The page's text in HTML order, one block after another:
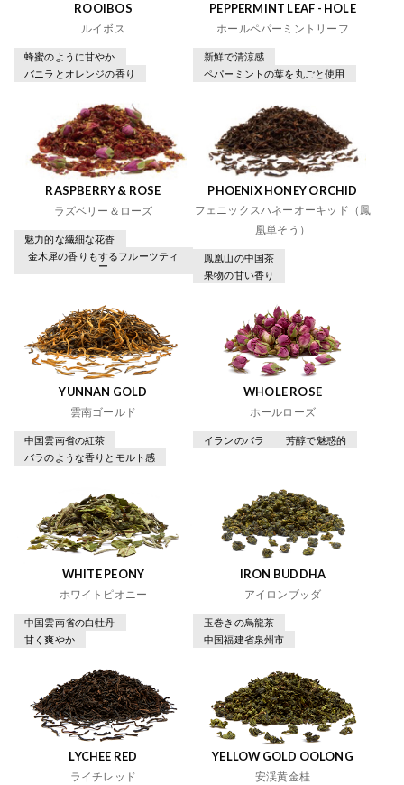
ROOIBOS
ルイボス
蜂蜜のように甘やか
バニラとオレンジの香り
PEPPERMINT LEAF - HOLE
ホールペパーミントリーフ
新鮮で清涼感
ペパーミントの葉を丸ごと使用
RASPBERRY & ROSE
ラズベリー＆ローズ
魅力的な繊細な花香
金木犀の香りもするフルーツティ
ー
PHOENIX HONEY ORCHID
フェニックスハネーオーキッド（鳳
凰単そう）
鳳凰山の中国茶
果物の甘い香り
YUNNAN GOLD
雲南ゴールド
中国雲南省の紅茶
バラのような香りとモルト感
WHOLE ROSE
ホールローズ
イランのバラ 芳醇で魅惑的
WHITE PEONY
ホワイトピオニー
中国雲南省の白牡丹
甘く爽やか
IRON BUDDHA
アイロンブッダ
玉巻きの烏龍茶
中国福建省泉州市
LYCHEE RED
ライチレッド
YELLOW GOLD OOLONG
安渓黄金桂